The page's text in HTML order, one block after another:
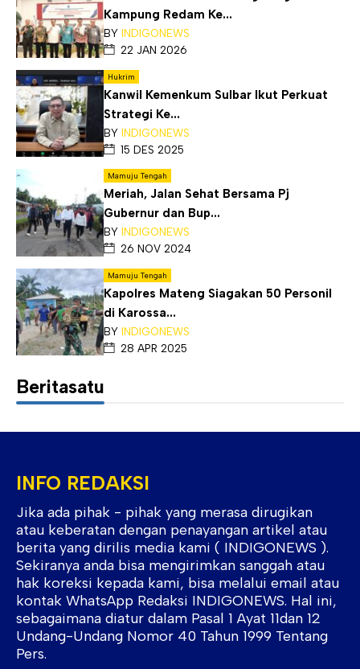
Kampung Redam Ke...
BY INDIGONEWS
22 JAN 2026
Hukrim
Kanwil Kemenkum Sulbar Ikut Perkuat
Strategi Ke...
BY INDIGONEWS
15 DES 2025
Mamuju Tengah
Meriah, Jalan Sehat Bersama Pj
Gubernur dan Bup...
BY INDIGONEWS
26 NOV 2024
Mamuju Tengah
Kapolres Mateng Siagakan 50 Personil
di Karossa...
BY INDIGONEWS
28 APR 2025
Beritasatu
INFO REDAKSI
Jika ada pihak - pihak yang merasa dirugikan
atau keberatan dengan penayangan artikel atau
berita yang dirilis media kami ( INDIGONEWS ).
Sekiranya anda bisa mengirimkan sanggah atau
hak koreksi kepada kami, bisa melalui email atau
kontak WhatsApp Redaksi INDIGONEWS. Hal ini,
sebagaimana diatur dalam Pasal 1 Ayat 11dan 12
Undang-Undang Nomor 40 Tahun 1999 Tentang
Pers.